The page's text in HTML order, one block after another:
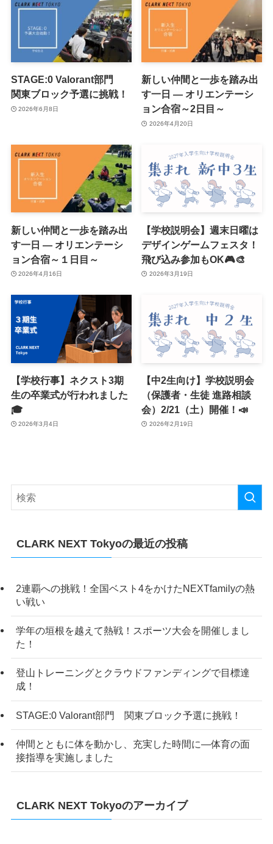
STAGE:0 Valorant部門
関東ブロック予選に挑戦！
2026年6月8日
新しい仲間と一歩を踏み出
す一日 ― オリエンテーシ
ョン合宿～2日目～
2026年4月20日
新しい仲間と一歩を踏み出
す一日 ― オリエンテーシ
ョン合宿～１日目～
2026年4月16日
【学校説明会】週末日曜は
デザインゲームフェスタ！
飛び込み参加もOK🎮🎨
2026年3月19日
【学校行事】ネクスト3期
生の卒業式が行われました
🎓
2026年3月4日
【中2生向け】学校説明会
（保護者・生徒 進路相談
会）2/21（土）開催！📣
2026年2月19日
CLARK NEXT Tokyoの最近の投稿
2連覇への挑戦！全国ベスト4をかけたNEXTfamilyの熱
い戦い
学年の垣根を越えて熱戦！スポーツ大会を開催しまし
た！
登山トレーニングとクラウドファンディングで目標達
成！
STAGE:0 Valorant部門 関東ブロック予選に挑戦！
仲間とともに体を動かし、充実した時間に―体育の面
接指導を実施しました
CLARK NEXT Tokyoのアーカイブ